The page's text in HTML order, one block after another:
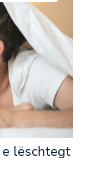
lëschtegt